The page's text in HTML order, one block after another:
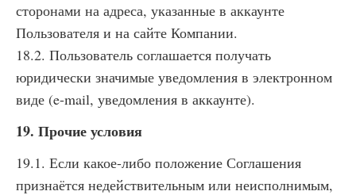
сторонами на адреса, указанные в аккаунте
Пользователя и на сайте Компании.
18.2. Пользователь соглашается получать
юридически значимые уведомления в электронном
виде (e-mail, уведомления в аккаунте).
19. Прочие условия
19.1. Если какое-либо положение Соглашения
признаётся недействительным или неисполнимым,